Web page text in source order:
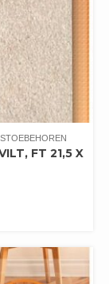
FT 21,5 X